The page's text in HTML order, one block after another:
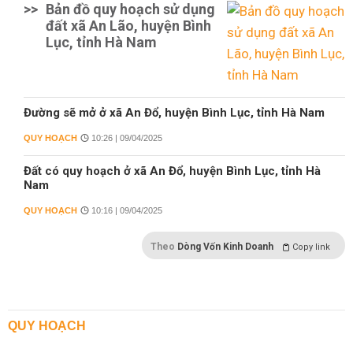
>> Bản đồ quy hoạch sử dụng
đất xã An Lão, huyện Bình
Lục, tỉnh Hà Nam
Đường sẽ mở ở xã An Đổ, huyện Bình Lục, tỉnh Hà Nam
QUY HOẠCH 10:26 | 09/04/2025
Đất có quy hoạch ở xã An Đổ, huyện Bình Lục, tỉnh Hà
Nam
QUY HOẠCH 10:16 | 09/04/2025
Theo Dòng Vốn Kinh Doanh Copy link
QUY HOẠCH